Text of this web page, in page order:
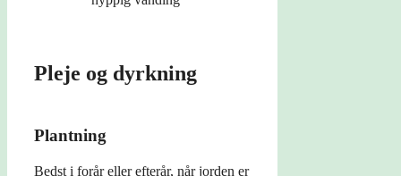
Pleje og dyrkning
Plantning
Bedst i forår eller efterår, når jorden er